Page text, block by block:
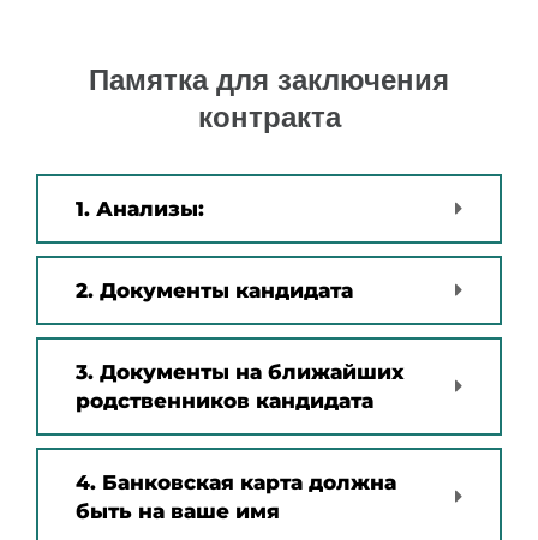
Памятка для заключения
контракта
1. Анализы:
2. Документы кандидата
3. Документы на ближайших
родственников кандидата
4. Банковская карта должна
быть на ваше имя